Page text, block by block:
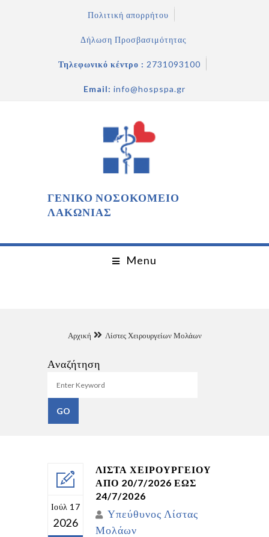
Πολιτική απορρήτου
Δήλωση Προσβασιμότητας
Τηλεφωνικό κέντρο : 2731093100
Email: info@hospspa.gr
ΓΕΝΙΚΟ ΝΟΣΟΚΟΜΕΙΟ
ΛΑΚΩΝΙΑΣ
Menu
Αρχική Λίστες Χειρουργείων Μολάων
Αναζήτηση
Ιούλ 17
2026
ΛΙΣΤΑ ΧΕΙΡΟΥΡΓΕΙΟΥ
ΑΠΟ 20/7/2026 ΕΩΣ
24/7/2026
Υπεύθυνος Λίστας
Μολάων